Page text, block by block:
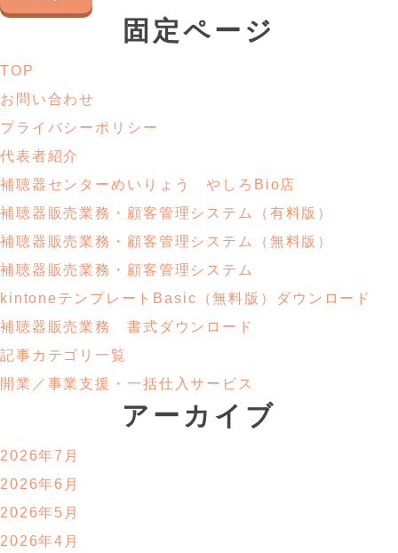
固定ページ
TOP
お問い合わせ
プライバシーポリシー
代表者紹介
補聴器センターめいりょう やしろBio店
補聴器販売業務・ 顧客管理システム
（有料版）
補聴器販売業務・ 顧客管理システム
（無料版）
補聴器販売業務・顧客管理システム
kintoneテンプレートBasic （無料版）ダウンロード
補聴器販売業務
書式ダウンロード
記事カテゴリ一覧
開業／事業支援・ 一括仕入サービス
アーカイブ
2026年7月
2026年6月
2026年5月
2026年4月